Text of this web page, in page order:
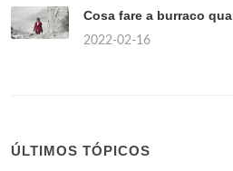
Cosa fare a burraco
2022-02-16
ÚLTIMOS TÓPICOS